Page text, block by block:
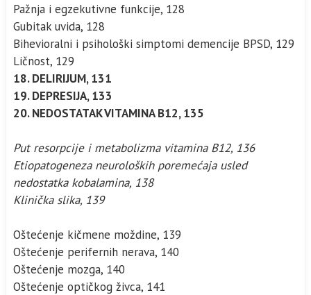
Pažnja i egzekutivne funkcije, 128
Gubitak uvida, 128
Bihevioralni i psihološki simptomi demencije BPSD, 129
Ličnost, 129
18. DELIRIJUM, 131
19. DEPRESIJA, 133
20. NEDOSTATAK VITAMINA B12, 135
Put resorpcije i metabolizma vitamina B12, 136
Etiopatogeneza neuroloških poremećaja usled
nedostatka kobalamina, 138
Klinička slika, 139
Oštećenje kičmene moždine, 139
Oštećenje perifernih nerava, 140
Oštećenje mozga, 140
Oštećenje optičkog živca, 141